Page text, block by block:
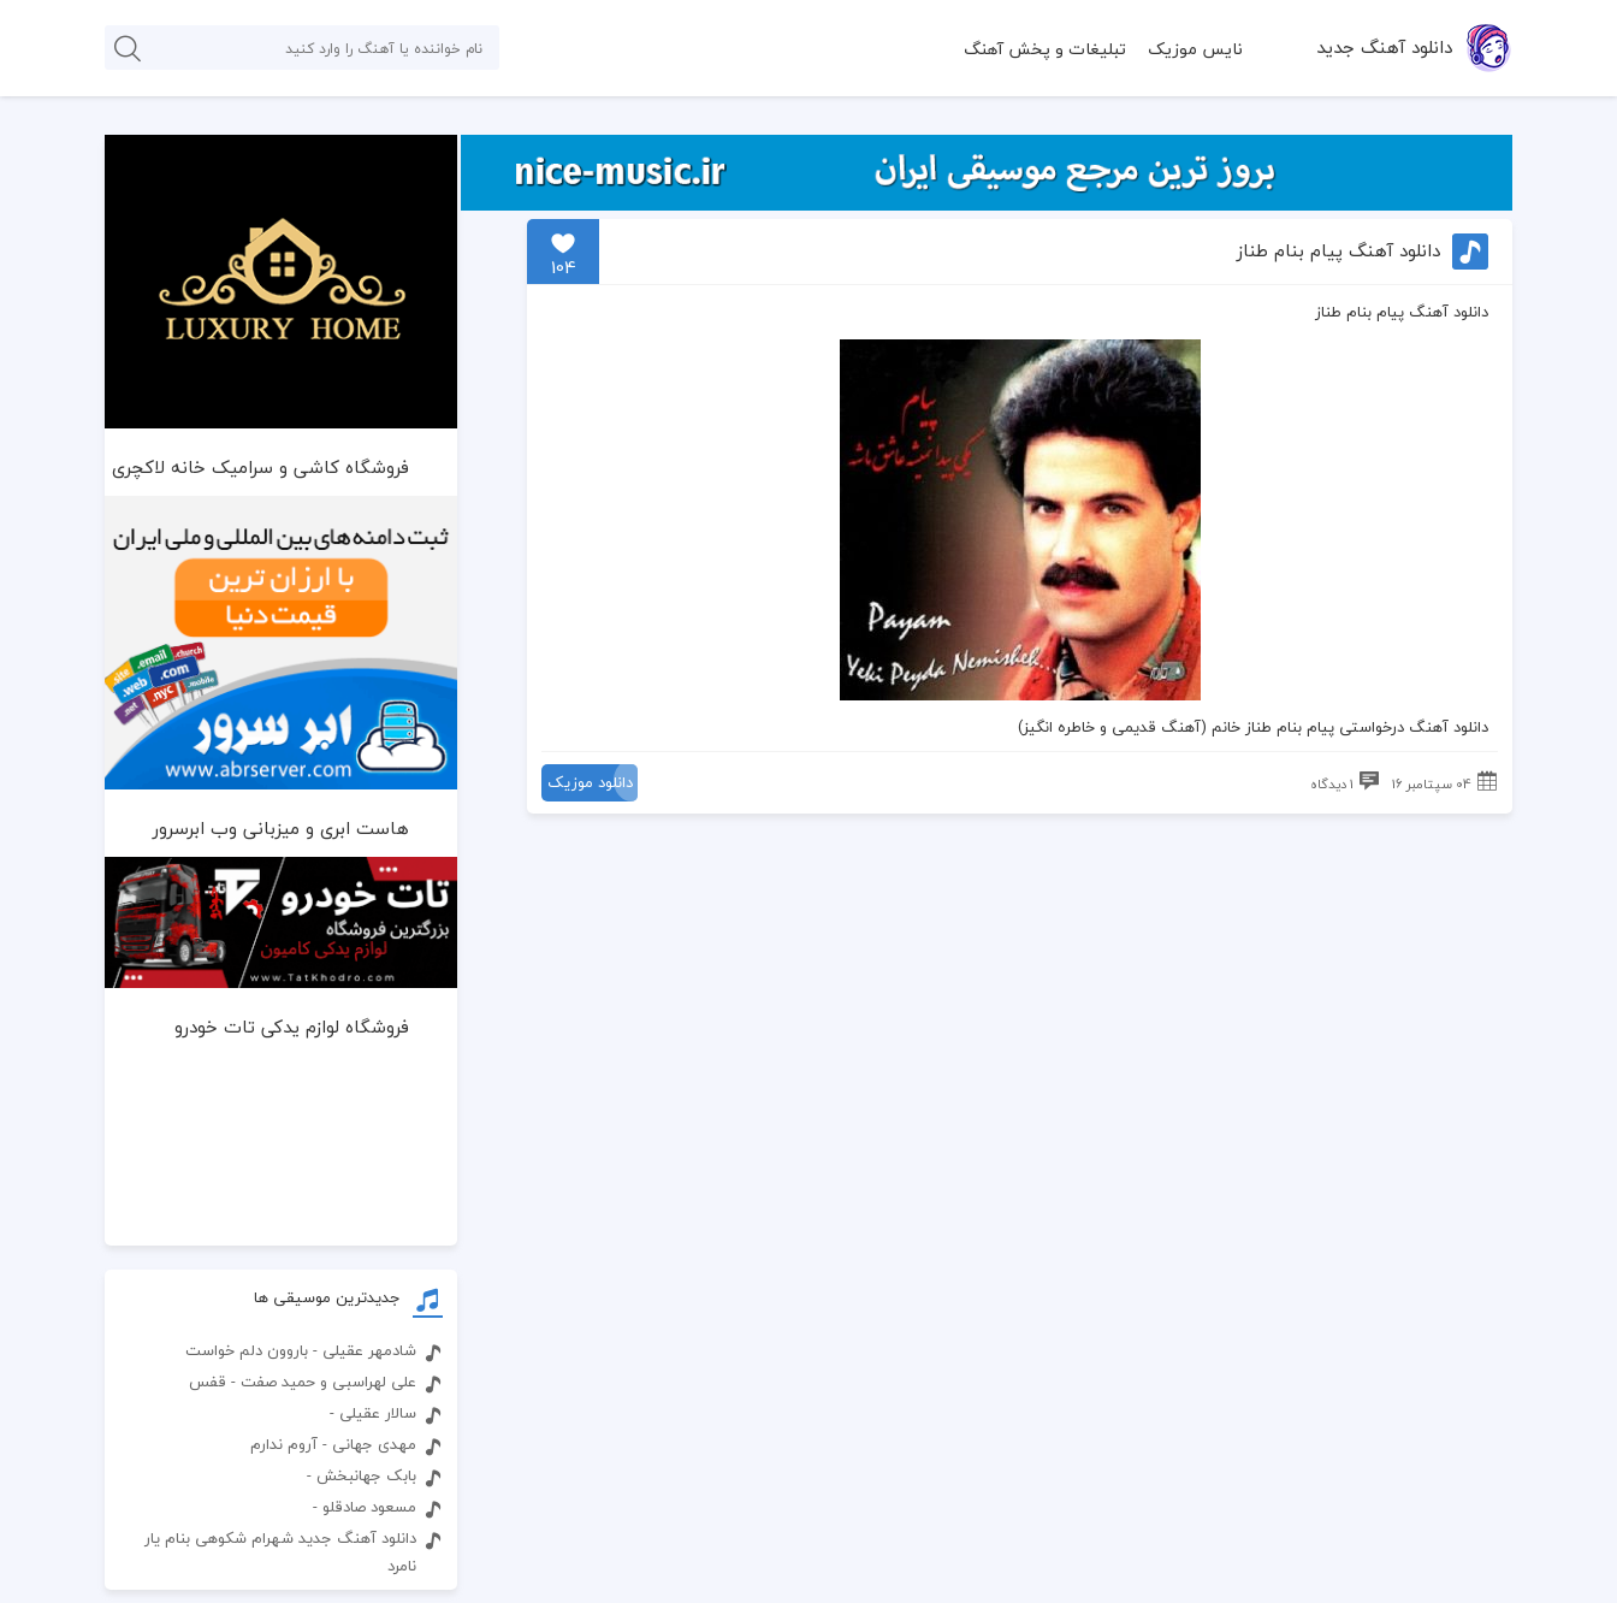
دانلود آهنگ جدید نایس موزیک تبلیغات و پخش آهنگ
دانلود آهنگ پیام بنام طناز
104
دانلود آهنگ پیام بنام طناز
دانلودآهنگ درخواستی پیام بنام طناز خانم (آهنگ قدیمی و خاطره انگیز)
04 سپتامبر 16 1 دیدگاه دانلود موزیک
فروشگاه کاشی و سرامیک خانه لاکچری
هاست ابری و میزبانی وب ابرسرور
فروشگاه لوازم یدکی تات خودرو
جدیدترین موسیقی ها
شادمهر عقیلی - باروون دلم خواست
علی لهراسبی و حمید صفت - قفس
سالار عقیلی -
مهدی جهانی - آروم ندارم
بابک جهانبخش -
مسعود صادقلو -
دانلود آهنگ جدید شهرام شکوهی بنام یار
نامرد